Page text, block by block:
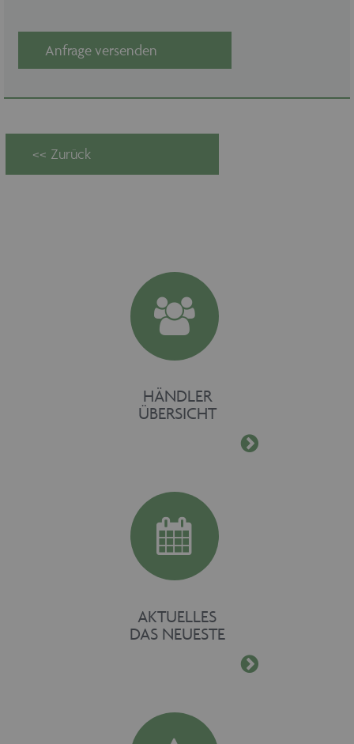
Anfrage versenden
HÄNDLER
ÜBERSICHT
AKTUELLES
DAS NEUESTE